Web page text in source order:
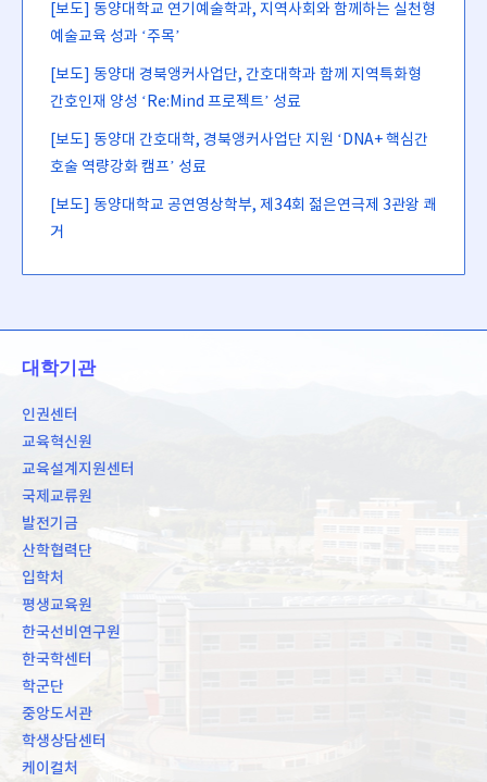
[보도] 동양대학교 연기예술학과, 지역사회와 함께하는 실천형
예술교육 성과 ‘주목’
[보도] 동양대 경북앵커사업단, 간호대학과 함께 지역특화형
간호인재 양성 ‘Re:Mind 프로젝트’ 성료
[보도] 동양대 간호대학, 경북앵커사업단 지원 ‘DNA+ 핵심간
호술 역량강화 캠프’ 성료
[보도] 동양대학교 공연영상학부, 제34회 젊은연극제 3관왕 쾌
거
대학기관
인권센터
교육혁신원
교육설계지원센터
국제교류원
발전기금
산학협력단
입학처
평생교육원
한국선비연구원
한국학센터
학군단
중앙도서관
학생상담센터
케이컬처